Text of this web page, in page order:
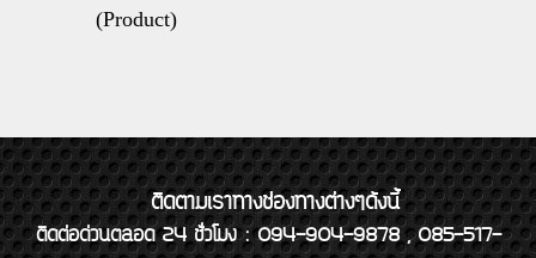
(Product)
ติดตามเราทางช่องทางต่างๆดังนี้
ติดต่อด่วนตลอด 24 ชั่วโมง : 094-904-9878 , 085-517-